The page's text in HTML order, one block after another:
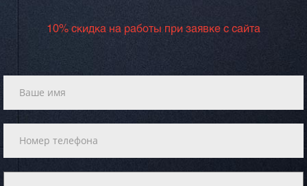
10% скидка на работы при заявке с сайта